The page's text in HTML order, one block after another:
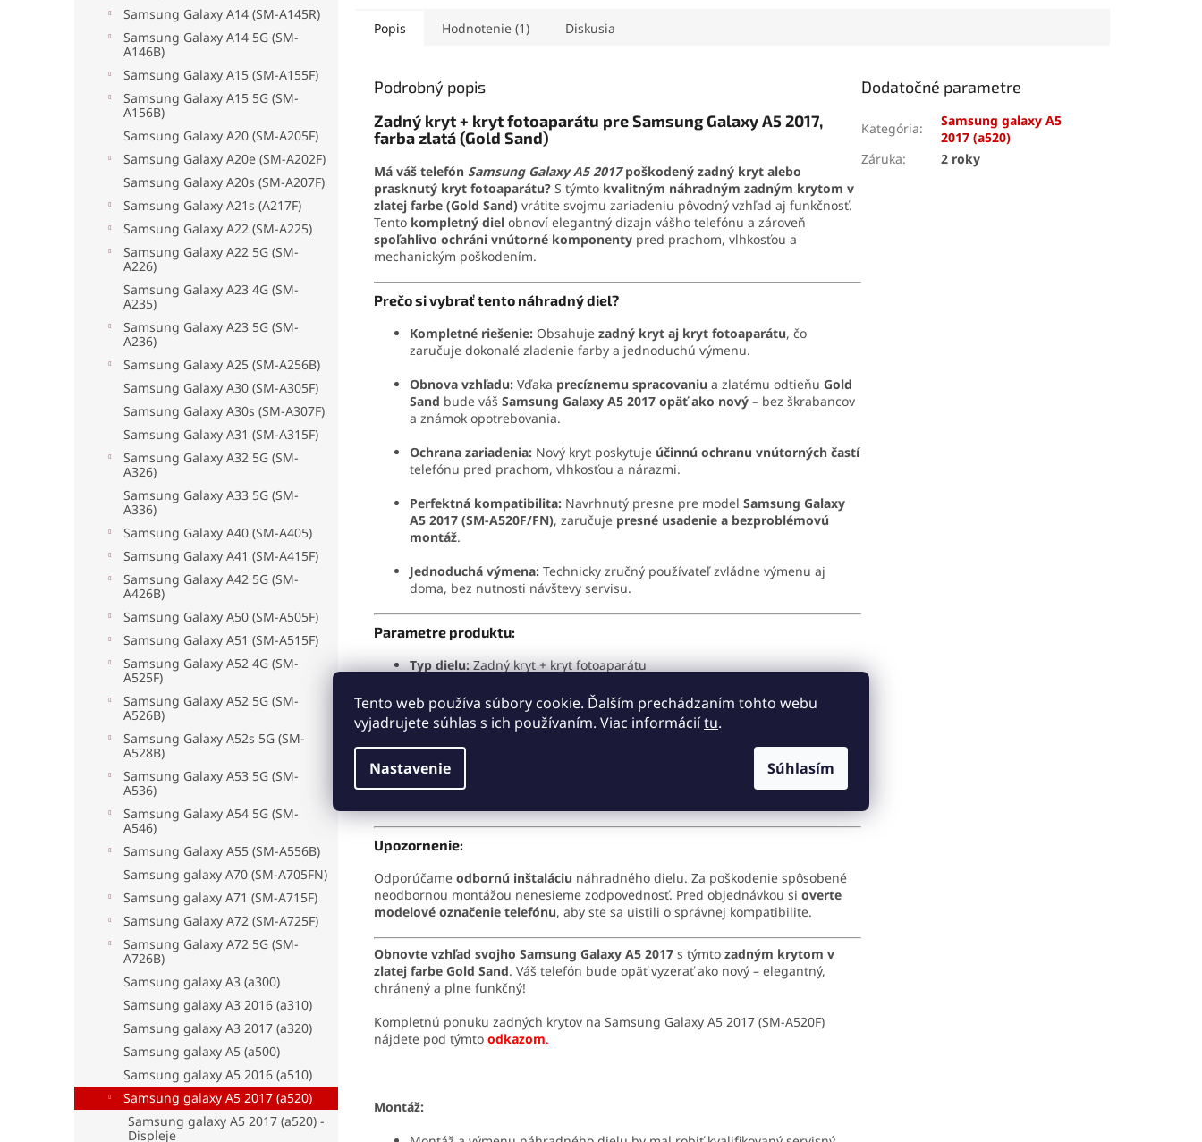
Tento web používa súbory cookie. Ďalším prechádzaním tohto webu
vyjadrujete súhlas s ich používaním. Viac informáciítu.
Nastavenie Súhlasím
Samsung Galaxy A14 (SM-A145R)
Samsung Galaxy A14 5G (SM-
A146B)
Samsung Galaxy A15 (SM-A155F)
Samsung Galaxy A15 5G (SM-
A156B)
Samsung Galaxy A20 (SM-A205F)
Samsung Galaxy A20e (SM-A202F)
Samsung Galaxy A20s (SM-A207F)
Samsung Galaxy A21s (A217F)
Samsung Galaxy A22 (SM-A225)
Samsung Galaxy A22 5G (SM-
A226)
Samsung Galaxy A23 4G (SM-
A235)
Samsung Galaxy A23 5G (SM-
A236)
Samsung Galaxy A25 (SM-A256B)
Samsung Galaxy A30 (SM-A305F)
Samsung Galaxy A30s (SM-A307F)
Samsung Galaxy A31 (SM-A315F)
Samsung Galaxy A32 5G (SM-
A326)
Samsung Galaxy A33 5G (SM-
A336)
Samsung Galaxy A40 (SM-A405)
Samsung Galaxy A41 (SM-A415F)
Samsung Galaxy A42 5G (SM-
A426B)
Samsung Galaxy A50 (SM-A505F)
Samsung Galaxy A51 (SM-A515F)
Samsung Galaxy A52 4G (SM-
A525F)
Samsung Galaxy A52 5G (SM-
A526B)
Samsung Galaxy A52s 5G (SM-
A528B)
Samsung Galaxy A53 5G (SM-
A536)
Samsung Galaxy A54 5G (SM-
A546)
Samsung Galaxy A55 (SM-A556B)
Samsung galaxy A70 (SM-A705FN)
Samsung galaxy A71 (SM-A715F)
Samsung Galaxy A72 (SM-A725F)
Samsung Galaxy A72 5G (SM-
A726B)
Samsung galaxy A3 (a300)
Samsung galaxy A3 2016 (a310)
Samsung galaxy A3 2017 (a320)
Samsung galaxy A5 (a500)
Samsung galaxy A5 2016 (a510)
Samsung galaxy A5 2017 (a520)
Samsung galaxy A5 2017 (a520) -
Displeje
odoláva otrasom, vode aj
oderu. Vďaka presnej
drobné súčiastky.
Kompletná sada obsahuje
Popis Hodnotenie (1) Diskusia
Podrobný popis
Zadný kryt + kryt fotoaparátu pre Samsung Galaxy A5 2017,
farba zlatá (Gold Sand)
Má váš telefón Samsung Galaxy A5 2017poškodený zadný kryt alebo
prasknutý kryt fotoaparátu? S týmto kvalitným náhradným zadným krytom v
zlatej farbe (Gold Sand) vrátite svojmu zariadeniu pôvodný vzhľad aj funkčnosť.
Tento kompletný diel obnoví elegantný dizajn vášho telefónu a zároveň
spoľahlivo ochráni vnútorné komponenty pred prachom, vlhkosťou a
mechanickým poškodením.
Prečo si vybrať tento náhradný diel?
Kompletné riešenie: Obsahuje zadný kryt aj kryt fotoaparátu, čo
zaručuje dokonalé zladenie farby a jednoduchú výmenu.
Obnova vzhľadu: Vďaka precíznemu spracovaniu a zlatému odtieňu Gold
Sand bude váš Samsung Galaxy A5 2017 opäť ako nový – bez škrabancov
a známok opotrebovania.
Ochrana zariadenia: Nový kryt poskytuje účinnú ochranu vnútorných častí
telefónu pred prachom, vlhkosťou a nárazmi.
Perfektná kompatibilita: Navrhnutý presne pre model Samsung Galaxy
A5 2017 (SM-A520F/FN), zaručuje presné usadenie a bezproblémovú
montáž.
Jednoduchá výmena: Technicky zručný používateľ zvládne výmenu aj
doma, bez nutnosti návštevy servisu.
Parametre produktu:
Typ dielu:Zadný kryt + kryt fotoaparátu
Kompatibilita:Samsung Galaxy A5 2017 (SM-A520F/FN)
Farba:Zlatá (Gold Sand)
Materiál:
Upozornenie:
Odporúčame odbornú inštaláciu náhradného dielu. Za poškodenie spôsobené
neodbornou montážou nenesieme zodpovednosť. Pred objednávkou si overte
modelové označenie telefónu, aby ste sa uistili o správnej kompatibilite.
Obnovte vzhľad svojho Samsung Galaxy A5 2017 s týmto zadným krytom v
zlatej farbe Gold Sand. Váš telefón bude opäť vyzerať ako nový – elegantný,
chránený a plne funkčný!
Kompletnú ponuku zadných krytov na Samsung Galaxy A5 2017 (SM-A520F)
nájdete pod týmto odkazom.
Montáž:
Dodatočné parametre
Kategória:
Samsung galaxy A5
2017 (a520)
Záruka: 2 roky